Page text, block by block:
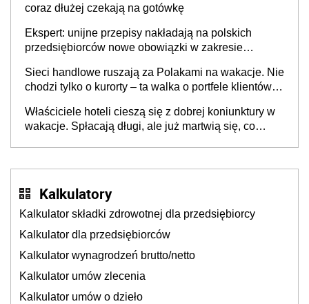
coraz dłużej czekają na gotówkę
Ekspert: unijne przepisy nakładają na polskich
przedsiębiorców nowe obowiązki w zakresie
Sieci handlowe ruszają za Polakami na wakacje. Nie
chodzi tylko o kurorty – ta walka o portfele klientów
cichu
Właściciele hoteli cieszą się z dobrej koniunktury w
wakacje. Spłacają długi, ale już martwią się, co
Kalkulatory
Kalkulator składki zdrowotnej dla przedsiębiorcy
Kalkulator dla przedsiębiorców
Kalkulator wynagrodzeń brutto/netto
Kalkulator umów zlecenia
Kalkulator umów o dzieło